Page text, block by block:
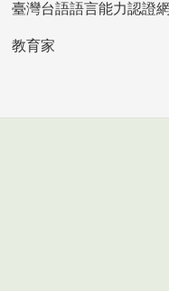
臺灣台語語言能力認證
教育家